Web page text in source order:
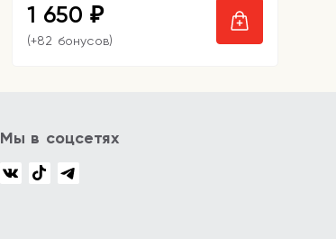
1 650 ₽
(+82 бонусов)
Мы в соцсетях